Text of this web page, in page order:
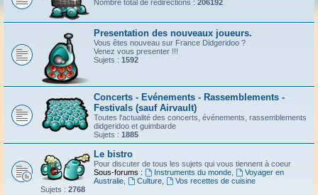
Nombre total de redirections : 206192
Presentation des nouveaux joueurs.
Vous êtes nouveau sur France Didgeridoo ?
Venez vous presenter !!!
Sujets : 1592
Concerts - Evénements - Rassemblements -
Festivals (sauf Airvault)
Toutes l'actualité des concerts, événements, rassemblements
didgeridoo et guimbarde
Sujets : 1885
Le bistro
Pour discuter de tous les sujets qui vous tiennent à coeur
Sous-forums :
Instruments du monde,
Voyager en
Australie
Culture,
Vos recettes de cuisine
Sujets : 2768